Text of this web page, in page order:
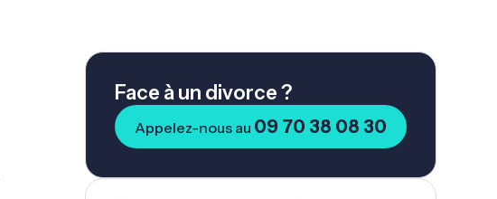
Face à un divorce ?
Appelez-nous au 09 70 38 08 30